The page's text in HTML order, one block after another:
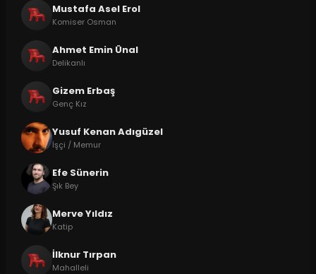
Mustafa Asel Erol
Komiser Osman
Ahmet Emin Ünal
Delikanlı
Gizem Erbaş
Genç Kız
Yusuf Kenan Adıgüzel
İşçi / Memur
Efe Sünerin
Şık Bey
Merve Yıldız
Katip
İlknur Tırpan
Mahalleli